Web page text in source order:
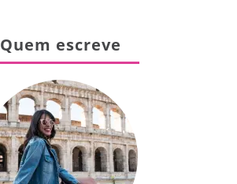
Quem escreve